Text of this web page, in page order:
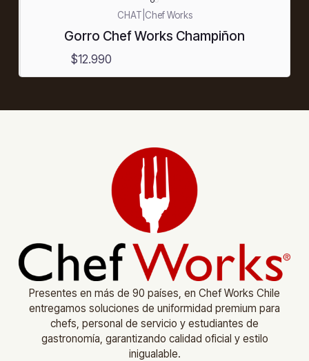
CHAT Chef Works
Gorro Chef Works Champiñon
$12.990
Presentes en más de 90 países, en Chef Works Chile
entregamos soluciones de uniformidad premium para
chefs, personal de servicio y estudiantes de
gastronomía, garantizando calidad oficial y estilo
inigualable.